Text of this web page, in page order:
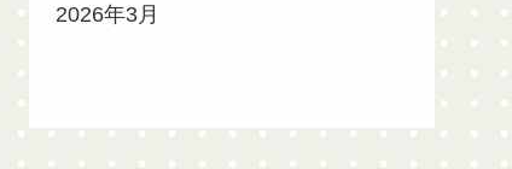
2026年3月